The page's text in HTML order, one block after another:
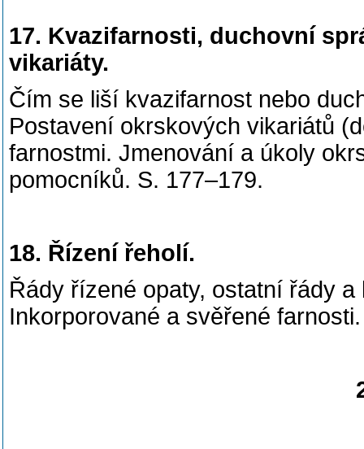
17. Kvazifarnosti, duchovní
vikariáty.
Čím se liší kvazifarnost nebo
Postavení okrskových vikariátů
farnostmi. Jmenování a úkoly
pomocníků. S. 177–179.
18. Řízení řeholí.
Řády řízené opaty, ostatní řády
Inkorporované a svěřené